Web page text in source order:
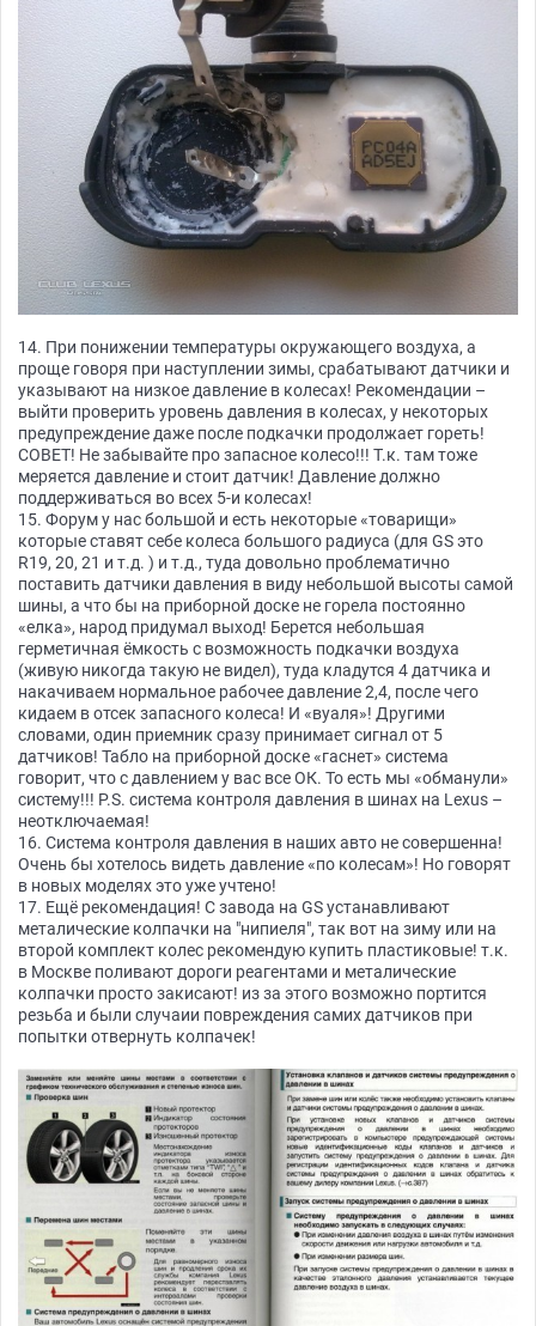
14. При понижении температуры окружающего воздуха, а
проще говоря при наступлении зимы, срабатывают датчики и
указывают на низкое давление в колесах! Рекомендации –
выйти проверить уровень давления в колесах, у некоторых
предупреждение даже после подкачки продолжает гореть!
СОВЕТ! Не забывайте про запасное колесо!!! Т.к. там тоже
меряется давление и стоит датчик! Давление должно
поддерживаться во всех 5-и колесах!
15. Форум у нас большой и есть некоторые «товарищи»
которые ставят себе колеса большого радиуса (для GS это
R19, 20, 21 и т.д. ) и т.д., туда довольно проблематично
поставить датчики давления в виду небольшой высоты самой
шины, а что бы на приборной доске не горела постоянно
«елка», народ придумал выход! Берется небольшая
герметичная ёмкость с возможность подкачки воздуха
(живую никогда такую не видел), туда кладутся 4 датчика и
накачиваем нормальное рабочее давление 2,4, после чего
кидаем в отсек запасного колеса! И «вуаля»! Другими
словами, один приемник сразу принимает сигнал от 5
датчиков! Табло на приборной доске «гаснет» система
говорит, что с давлением у вас все ОК. То есть мы «обманули»
систему!!! P.S. система контроля давления в шинах на Lexus –
неотключаемая!
16. Система контроля давления в наших авто не совершенна!
Очень бы хотелось видеть давление «по колесам»! Но говорят
в новых моделях это уже учтено!
17. Ещё рекомендация! С завода на GS устанавливают
металические колпачки на "нипиеля", так вот на зиму или на
второй комплект колес рекомендую купить пластиковые! т.к.
в Москве поливают дороги реагентами и металические
колпачки просто закисают! из за этого возможно портится
резьба и были случаии повреждения самих датчиков при
попытки отвернуть колпачек!